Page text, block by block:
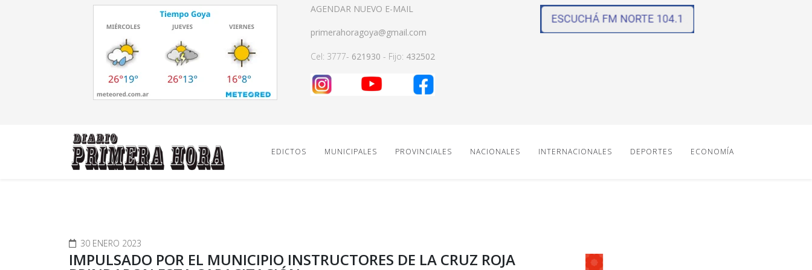
AGENDAR NUEVO E-MAIL
primerahoragoya@gmail.com
Cel: 3777- 621930 - Fijo: 432502
EDICTOS MUNICIPALES PROVINCIALES NACIONALES INTERNACIONALES DEPORTES ECONOMÍA
30 ENERO 2023
IMPULSADO POR EL MUNICIPIO INSTRUCTORES DE LA CRUZ ROJA